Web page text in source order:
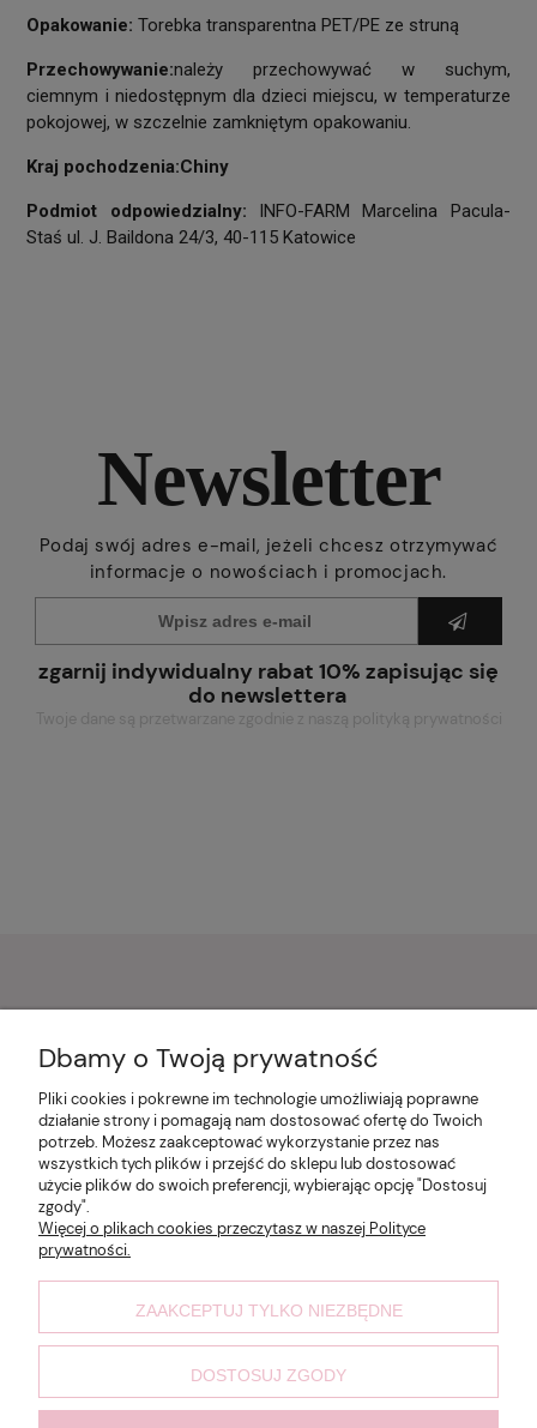
Opakowanie:Torebka transparentna PET/PE ze struną
Przechowywanie:należy przechowywać w suchym,
ciemnym i niedostępnym dla dzieci miejscu, w temperaturze
pokojowej, w szczelnie zamkniętym opakowaniu.
Kraj pochodzenia:Chiny
Podmiot odpowiedzialny: INFO-FARM Marcelina Pacula-
Staś ul. J. Baildona 24/3, 40-115 Katowice
Newsletter
Podaj swój adres e-mail, jeżeli chcesz otrzymywać
informacje o nowościach i promocjach.
zgarnij indywidualny rabat 10% zapisując się
do newslettera
Moje konto
Płatności i dostawa
Informacje
Dbamy o Twoją prywatność
Pliki cookies i pokrewne im technologie umożliwiają poprawne
działanie strony i pomagają nam dostosować ofertę do Twoich
potrzeb. Możesz zaakceptować wykorzystanie przez nas
wszystkich tych plików i przejść do sklepu lub dostosować
użycie plików do swoich preferencji, wybierając opcję "Dostosuj
zgody".
Więcej o plikach cookies przeczytasz w naszej Polityce
prywatności.
ZAAKCEPTUJ TYLKO NIEZBĘDNE
DOSTOSUJ ZGODY